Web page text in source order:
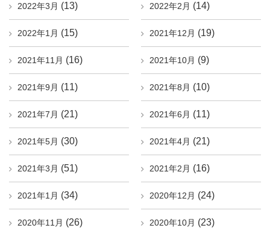
2022年3月 (13) 2022年2月 (14)
2022年1月 (15) 2021年12月 (19)
2021年11月 (16) 2021年10月 (9)
2021年9月 (11) 2021年8月 (10)
2021年7月 (21) 2021年6月 (11)
2021年5月 (30) 2021年4月 (21)
2021年3月 (51) 2021年2月 (16)
2021年1月 (34) 2020年12月 (24)
2020年11月 (26) 2020年10月 (23)